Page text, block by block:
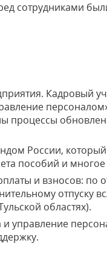
сотрудниками
Кадровый
процессы
России,
пособий и многое
и взносов:
отпуску
областях).
управление